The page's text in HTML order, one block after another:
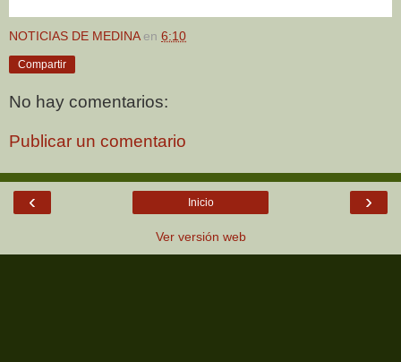
NOTICIAS DE MEDINA en 6:10
Compartir
No hay comentarios:
Publicar un comentario
‹ ›
Inicio
Ver versión web